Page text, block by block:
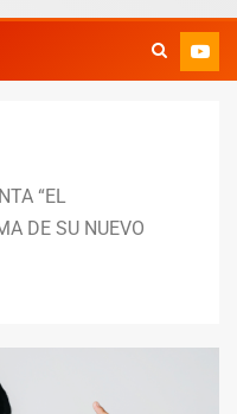
“EL
DE SU NUEVO